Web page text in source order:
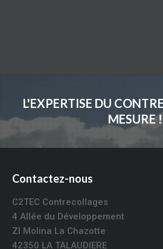
L'EXPERTISE DU
MESURE !
Contactez-nous
C2TEC Contrecollages
4 Allée du Développement
ZI Molina La Chazotte
42350 LA TALAUDIERE